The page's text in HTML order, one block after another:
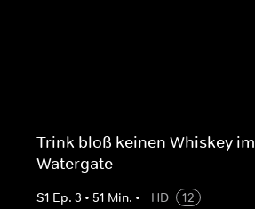
Trink bloß keinen Whiskey im
Watergate
S1 Ep. 3 • 51 Min. • HD
12